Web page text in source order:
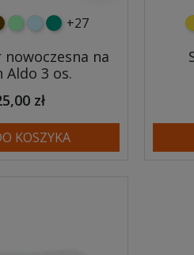
miętowybłękitny
turkusowy
+27
na
Aldo 3 os.
zł
KOSZYKA